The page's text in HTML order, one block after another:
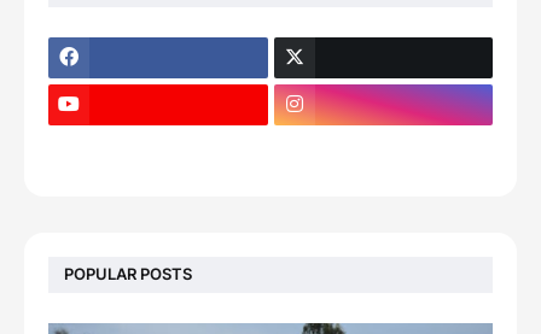
POPULAR POSTS